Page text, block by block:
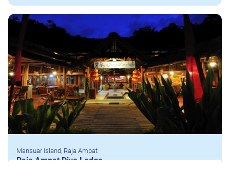
Mansuar Island, Raja Ampat
Raja Ampat Dive Lodge